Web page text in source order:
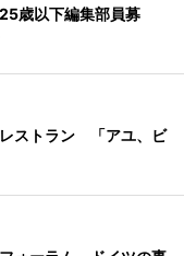
歳以下編集部員募
ストラン 「アユ、ビ